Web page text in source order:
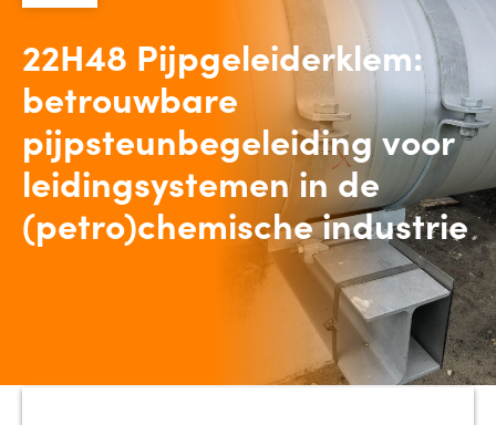
22H48 Pijpgeleiderklem:
betrouwbare
pijpsteunbegeleiding voor
leidingsystemen in de
(petro)chemische industrie